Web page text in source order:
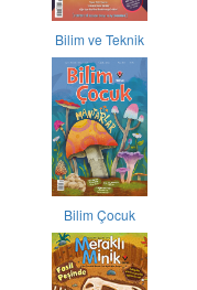
Bilim ve Teknik
Bilim Çocuk